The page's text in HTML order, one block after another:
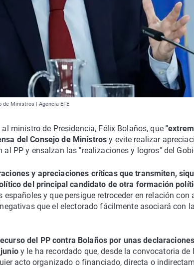
de Ministros | Agencia EFE
ministro de Presidencia, Félix Bolaños, que
del Consejo de Ministrosy evite realizar
PP y ensalzan las "realizaciones y logros" del
y apreciaciones críticas que transmiten,
del principal candidato de otra formación
españoles y que persigue retroceder en relación con
que el electorado fácilmente asociará con
del PP contra Bolaños por unas
junioy le ha recordado que, desde la convocatoria de
acto organizado o financiado, directa o